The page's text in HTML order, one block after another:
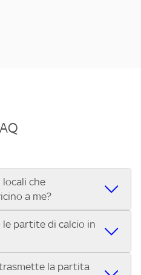
locali che
a me?
o locale vicino a te per
la Serie C Sky Wifi, la
Europa League, la UEFA
Formula 1®, la MotoGP™ e
partite di calcio in
mostrano le partite
la partita